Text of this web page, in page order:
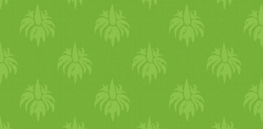
tengeri
herkentyűket eszik
ügyesen megoldja, hogy
készített gnocchival.
válogatós) kifejezés tök élet